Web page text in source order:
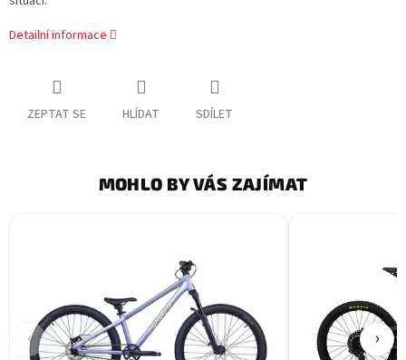
Detailní informace
ZEPTAT SE HLÍDAT SDÍLET
MOHLO BY VÁS ZAJÍMAT
‹ ›